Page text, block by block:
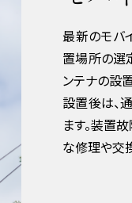
最新のモバ
置場所の選
ンテナの設
設置後は、
ます。装置
な修理や交